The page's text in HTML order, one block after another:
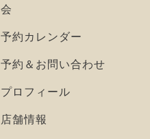
会
予約カレンダー
予約＆お問い合わせ
プロフィール
店舗情報